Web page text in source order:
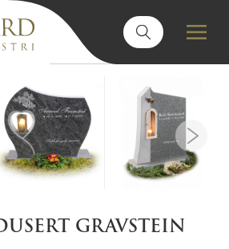
GRAVSTEIN